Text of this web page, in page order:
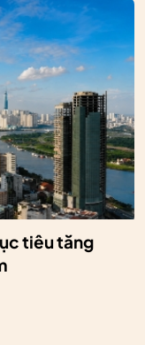
tiêu tăng